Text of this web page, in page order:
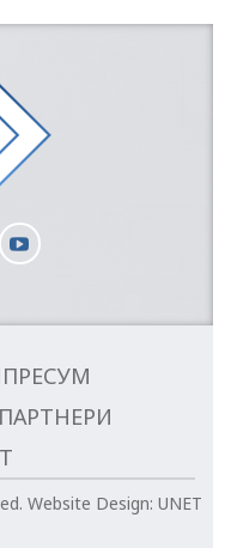
ПАРТНЕРИ
Website Design: UNET